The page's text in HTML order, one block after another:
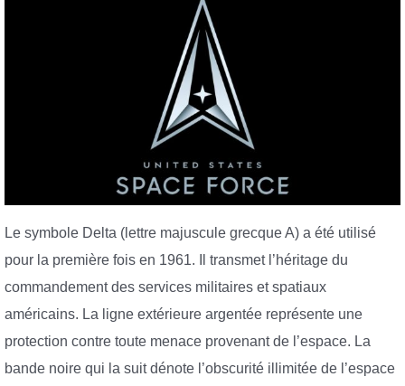
Le symbole Delta (lettre majuscule grecque A) a été utilisé
pour la première fois en 1961. Il transmet l’héritage du
commandement des services militaires et spatiaux
américains. La ligne extérieure argentée représente une
protection contre toute menace provenant de l’espace. La
bande noire qui la suit dénote l’obscurité illimitée de l’espace